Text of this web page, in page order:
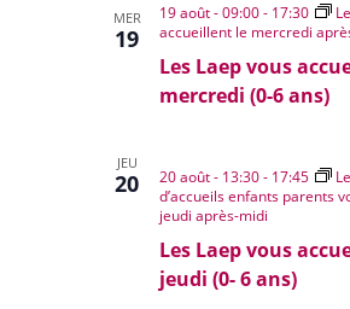
MER
19
Les Laep vous
mercredi (0-6 ans)
19 août - 09:00- 17:30
accueillent le mercredi
JEU
20
Les Laep vous
jeudi (0- 6 ans)
20 août - 13:30- 17:45
d’accueils enfants parents
jeudi après-midi